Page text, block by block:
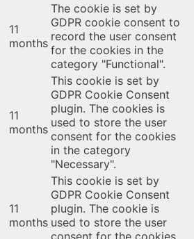
11
months
The cookie is set by
GDPR cookie consent to
record the user consent
for the cookies in the
category "Functional".
11
months
This cookie is set by
GDPR Cookie Consent
plugin. The cookies is
used to store the user
consent for the cookies
in the category
"Necessary".
11
months
This cookie is set by
GDPR Cookie Consent
plugin. The cookie is
used to store the user
consent for the cookies